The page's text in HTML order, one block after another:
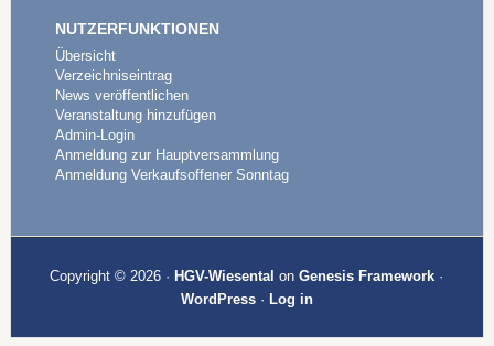
NUTZERFUNKTIONEN
Übersicht
Verzeichniseintrag
News veröffentlichen
Veranstaltung hinzufügen
Admin-Login
Anmeldung zur Hauptversammlung
Anmeldung Verkaufsoffener Sonntag
Copyright © 2026 ·HGV-Wiesental onGenesis Framework ·
WordPress· Log in